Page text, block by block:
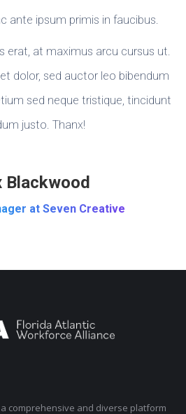
ante ipsum primis in faucibus.
erat, at maximus arcu cursus ut.
dolor, sed auctor leo bibendum
sed neque tristique, tincidunt
justo. Thanx!
Blackwood
at Seven Creative
comprehensive and diverse platform